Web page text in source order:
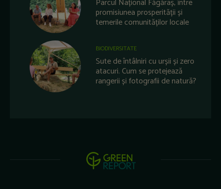
Parcul Național Făgăraș, între
promisiunea prosperității și
temerile comunităților locale
BIODIVERSITATE
Sute de întâlniri cu urșii și zero
atacuri. Cum se protejează
rangerii și fotografii de natură?